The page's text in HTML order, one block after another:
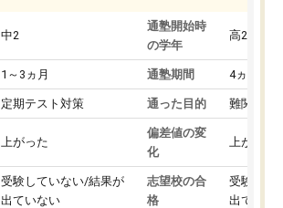
中2
1～3ヵ月
定期テスト対策
上がった
受験していない/結果が
出ていない
通塾開始時
の学年
高2
通塾期間 4ヵ月～1
通った目的 難関私立
偏差値の変
化
上がった
志望校の合
格
受験して
出ていな